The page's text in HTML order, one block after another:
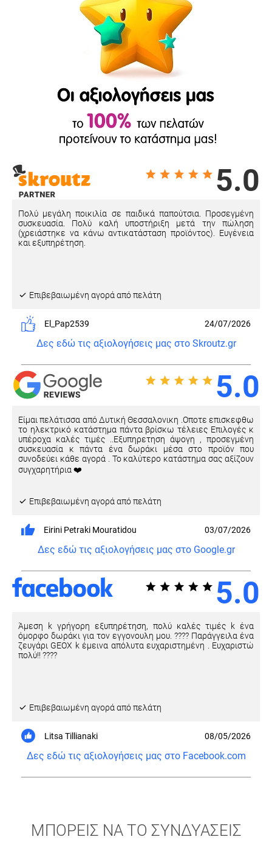
5.0
Πολύ μεγάλη ποικιλία σε παιδικά παπούτσια. Προσεγμένη
συσκευασία. Πολύ καλή υποστήριξη μετά την πώληση
(χρειάστηκε να κάνω αντικατάσταση προϊόντος). Ευγένεια
και εξυπηρέτηση.
Eπιβεβαιωμένη αγορά από πελάτη
El_Pap2539 24/07/2026
Δες εδώ τις αξιολογήσεις μας στο Skroutz.gr
5.0
Είμαι πελάτισσα από Δυτική Θεσσαλονικη .Οποτε επισκεφθω
το ηλεκτρικό κατάστημα πάντα βρίσκω τέλειες Επιλογές κ
υπέροχα καλές τιμές ..Εξυπηρετηση άψογη , προσεγμένη
συσκευασία κ πάντα ένα δωράκι μέσα στο προϊόν που
συνοδεύει κάθε αγορά . Το καλύτερο κατάστημα σας αξίζουν
συγχαρητήρια ❤️
Eπιβεβαιωμένη αγορά από πελάτη
Eirini Petraki Mouratidou 03/07/2026
Δες εδώ τις αξιολογήσεις μας στο Google.gr
5.0
Άμεση k γρήγορη εξυπηρέτηση, πολύ καλές τιμές k ένα
όμορφο δωράκι για τον εγγονουλη μου. ???? Παράγγειλα ένα
ζευγάρι GEOX k έμεινα απόλυτα ευχαριστημένη . Ευχαριστώ
πολύ!! ????
Eπιβεβαιωμένη αγορά από πελάτη
Litsa Tillianaki 08/05/2026
Δες εδώ τις αξιολογήσεις μας στο Facebook.com
ΜΠΟΡΕΙΣ ΝΑ ΤΟ ΣΥΝΔΥΑΣΕΙΣ